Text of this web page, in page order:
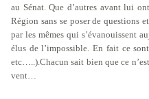
au Sénat. Que d’autres avant lui
Région sans se poser de questions
par les mêmes qui s’évanouissent
élus de l’impossible. En fait ce
etc…..).Chacun sait bien que ce
vent…